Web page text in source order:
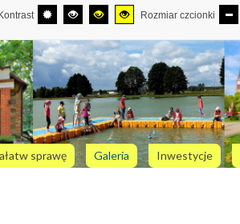
Kontrast Rozmiar czcionki
sprawę Galeria Inwestycje